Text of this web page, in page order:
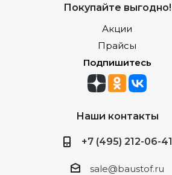
Покупайте выгодно!
Акции
Прайсы
Подпишитесь
Наши контакты
+7 (495) 212-06-41
sale@baustof.ru